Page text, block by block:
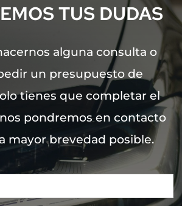
TUS DUDAS
alguna consulta o
un presupuesto de
tienes que completar el
pondremos en contacto
mayor brevedad posible.